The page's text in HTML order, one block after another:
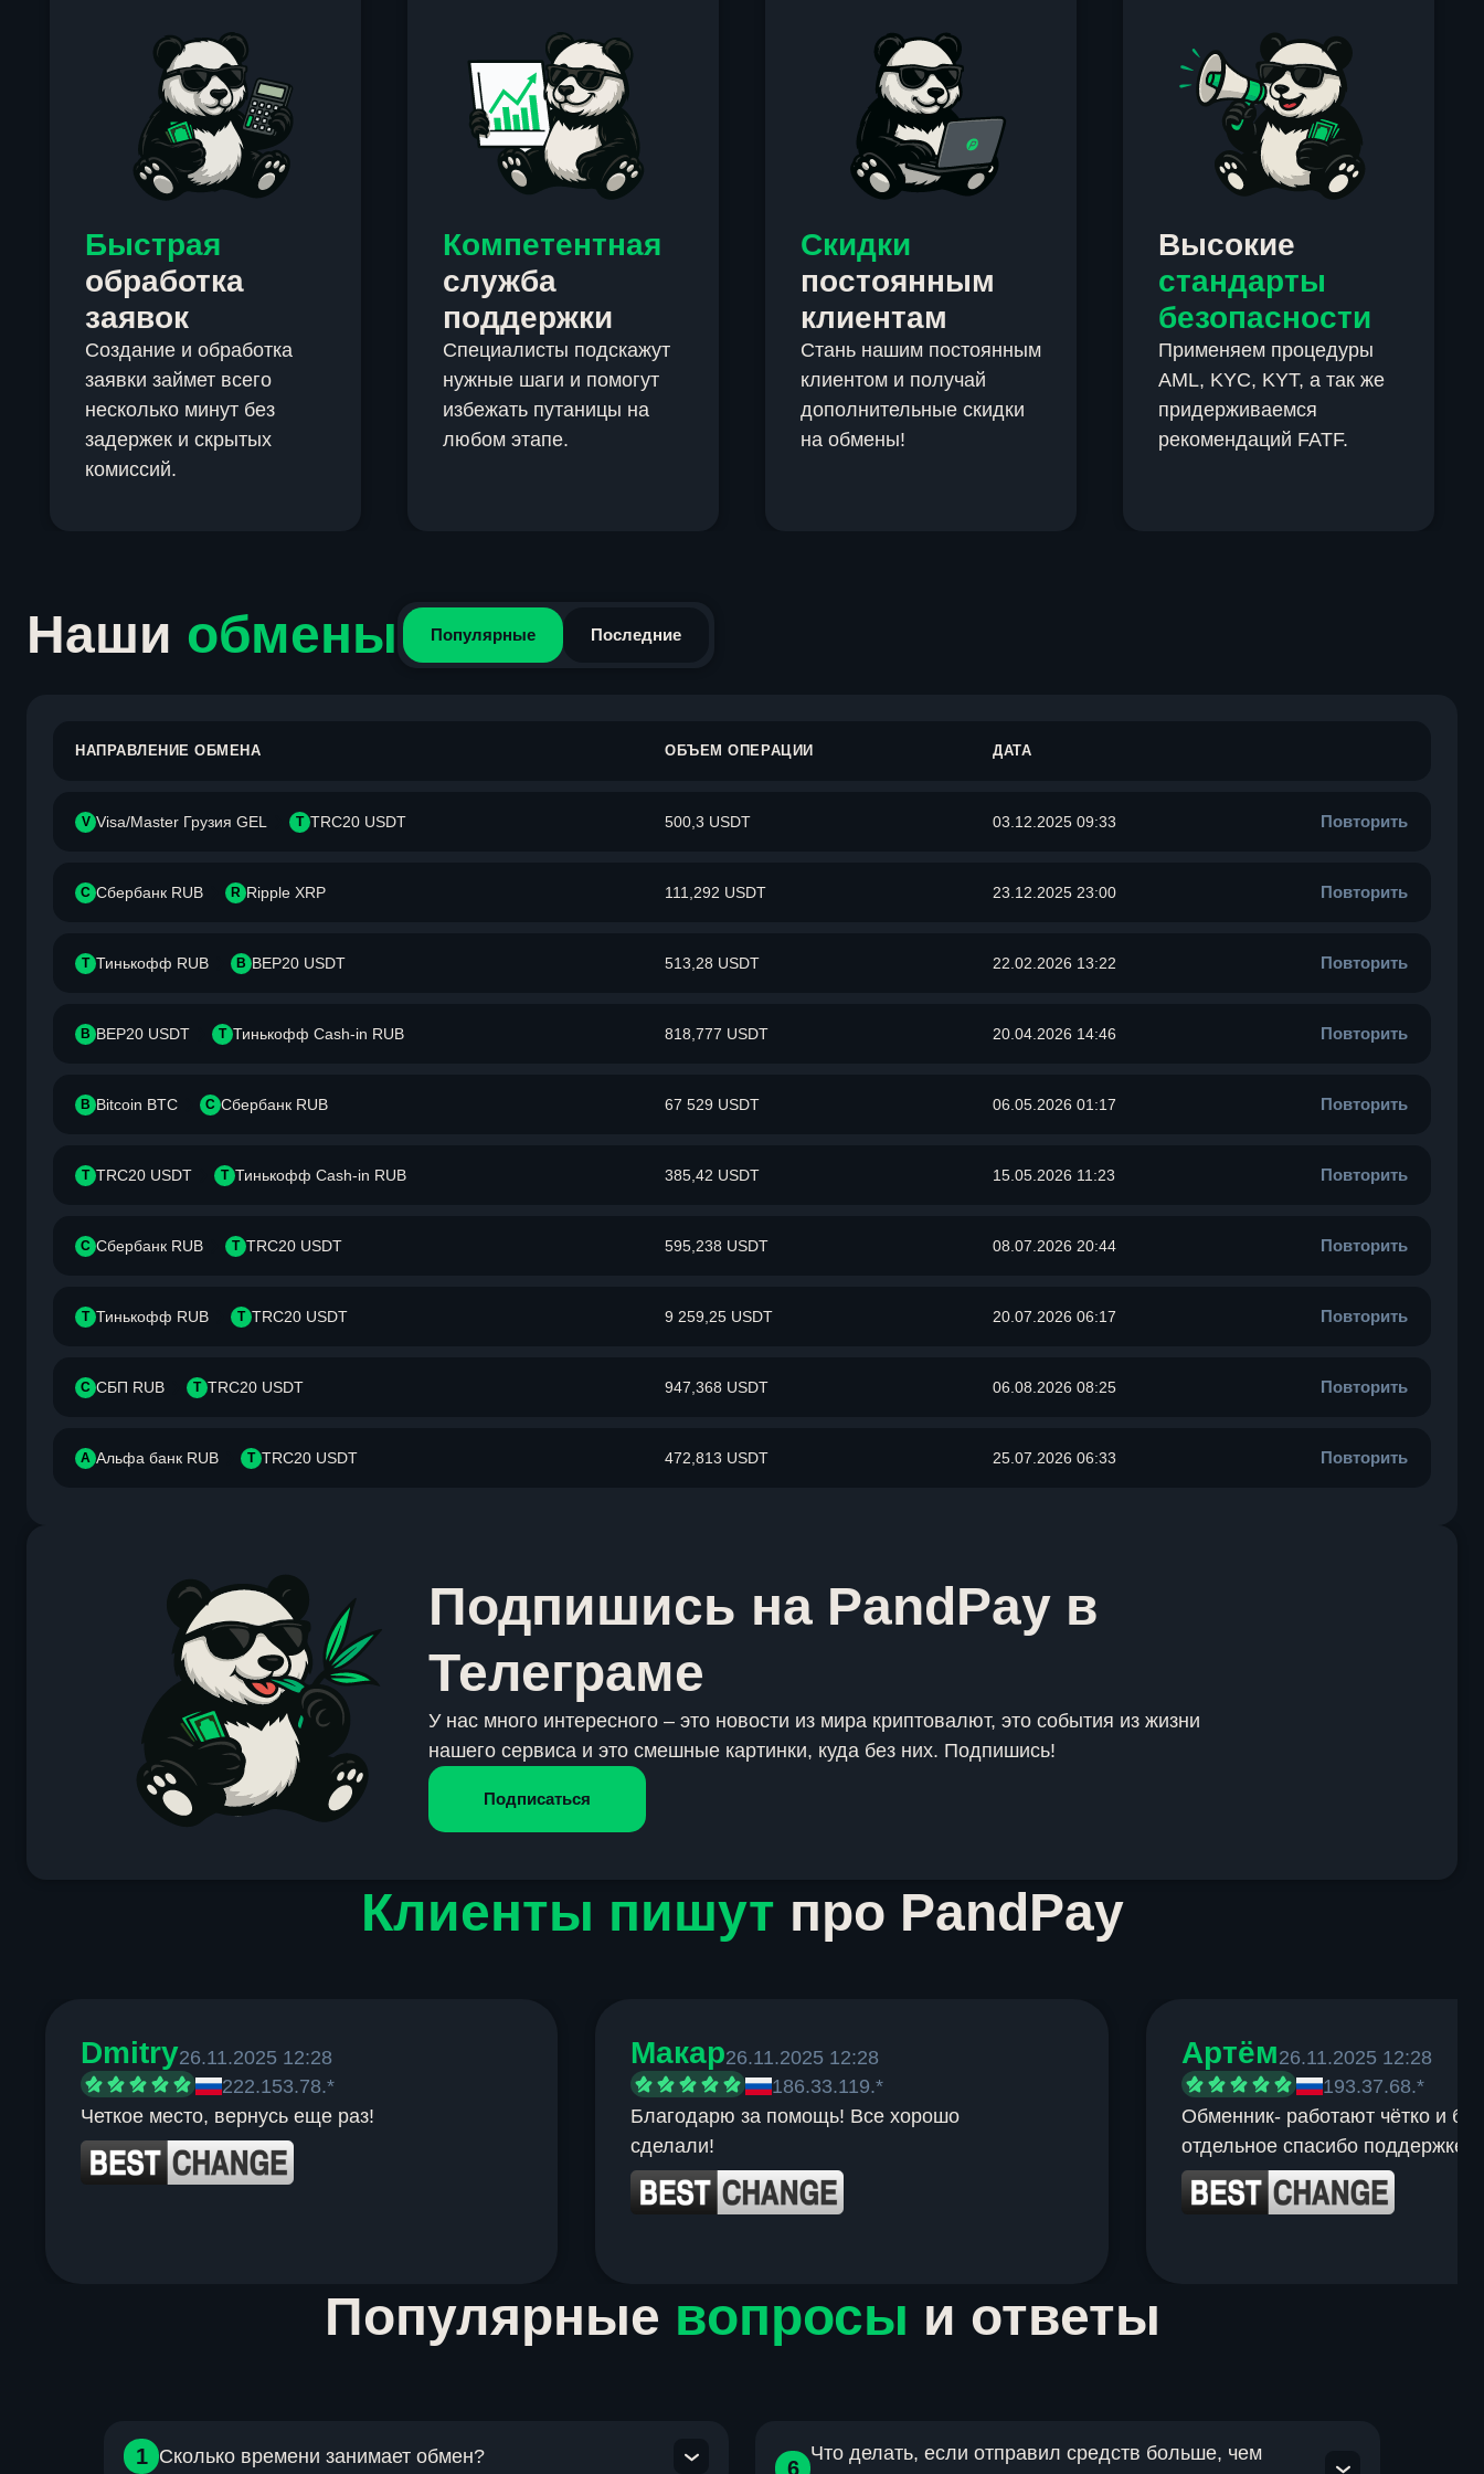
Быстрая
обработка
заявок
Создание и обработка
заявки займет всего
несколько минут без
задержек и скрытых
комиссий.
Компетентная
служба
поддержки
Специалисты подскажут
нужные шаги и помогут
избежать путаницы на
любом этапе.
Скидки
постоянным
клиентам
Стань нашим постоянным
клиентом и получай
дополнительные скидки
на обмены!
Высокие
стандарты
безопасности
Применяем процедуры
AML, KYC, KYT, а так же
придерживаемся
рекомендаций FATF.
Наши обмены Популярные Последние
НАПРАВЛЕНИЕ ОБМЕНА ОБЪЕМ ОПЕРАЦИИ ДАТА
V Visa/Master Грузия GEL T TRC20 USDT 500,3 USDT 03.12.2025 09:33 Повторить
С Сбербанк RUB R Ripple XRP 111,292 USDT 23.12.2025 23:00 Повторить
Т Тинькофф RUB B BEP20 USDT 513,28 USDT 22.02.2026 13:22 Повторить
B BEP20 USDT Т Тинькофф Cash-in RUB 818,777 USDT 20.04.2026 14:46 Повторить
B Bitcoin BTC С Сбербанк RUB 67 529 USDT 06.05.2026 01:17 Повторить
T TRC20 USDT Т Тинькофф Cash-in RUB 385,42 USDT 15.05.2026 11:23 Повторить
С Сбербанк RUB T TRC20 USDT 595,238 USDT 08.07.2026 20:44 Повторить
Т Тинькофф RUB T TRC20 USDT 9 259,25 USDT 20.07.2026 06:17 Повторить
С СБП RUB T TRC20 USDT 947,368 USDT 06.08.2026 08:25 Повторить
А Альфа банк RUB T TRC20 USDT 472,813 USDT 25.07.2026 06:33 Повторить
Подпишись на PandPay в
Телеграме
У нас много интересного – это новости из мира криптовалют, это события из жизни
нашего сервиса и это смешные картинки, куда без них. Подпишись!
Подписаться
Клиенты пишут про PandPay
Dmitry26.11.2025 12:28
222.153.78.*
Четкое место, вернусь еще раз!
Макар26.11.2025 12:28
186.33.119.*
Благодарю за помощь! Все хорошо
сделали!
Артём26.11.2025 12:28
193.37.68.*
Обменник- работают чётко и
отдельное спасибо поддержке.
Популярные вопросы и ответы
1 Сколько времени занимает обмен?
6
Что делать, если отправил средств больше, чем